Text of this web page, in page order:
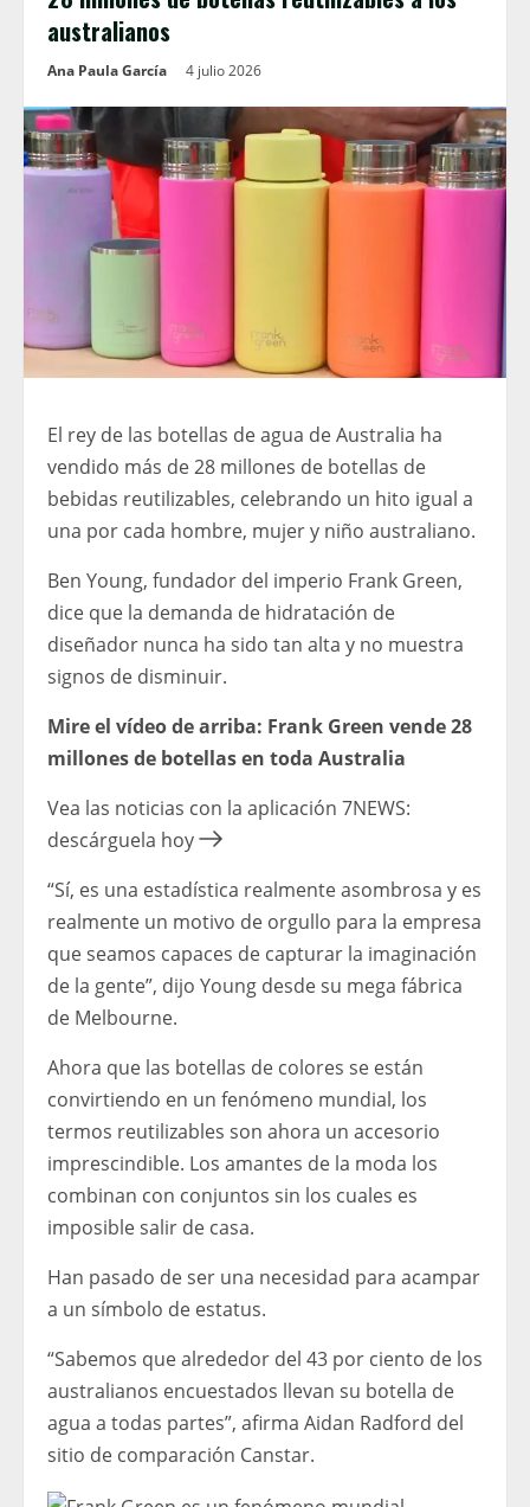
australianos
Ana Paula García 4 julio 2026
El rey de las botellas de agua de Australia ha
vendido más de 28 millones de botellas de
bebidas reutilizables, celebrando un hito igual a
una por cada hombre, mujer y niño australiano.
Ben Young, fundador del imperio Frank Green,
dice que la demanda de hidratación de
diseñador nunca ha sido tan alta y no muestra
signos de disminuir.
Mire el vídeo de arriba: Frank Green vende 28
millones de botellas en toda Australia
Vea las noticias con la aplicación 7NEWS:
descárguela hoy
“Sí, es una estadística realmente asombrosa y es
realmente un motivo de orgullo para la empresa
que seamos capaces de capturar la imaginación
de la gente”, dijo Young desde su mega fábrica
de Melbourne.
Ahora que las botellas de colores se están
convirtiendo en un fenómeno mundial, los
termos reutilizables son ahora un accesorio
imprescindible. Los amantes de la moda los
combinan con conjuntos sin los cuales es
imposible salir de casa.
Han pasado de ser una necesidad para acampar
a un símbolo de estatus.
“Sabemos que alrededor del 43 por ciento de los
australianos encuestados llevan su botella de
agua a todas partes”, afirma Aidan Radford del
sitio de comparación Canstar.